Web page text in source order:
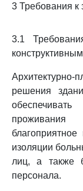
3 Требования
3.1
решения
изоляции
лиц, а также
персонала.